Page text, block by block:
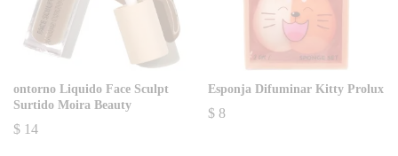
ontorno Liquido Face Sculpt
Surtido Moira Beauty
$ 14
Esponja Difuminar Kitty Prolux
$ 8